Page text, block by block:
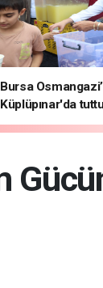
Bursa
Küplüpınar'da